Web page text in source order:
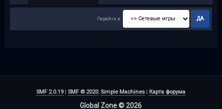
Перейти в:
SMF 2.0.19| SMF © 2020, Simple Machines | Карта форума
Global Zone © 2026